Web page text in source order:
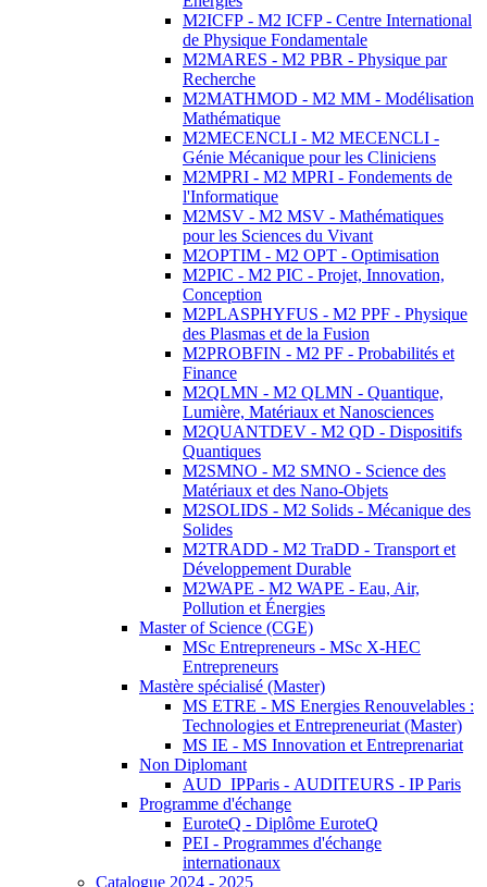
M2ICFP - M2 ICFP - Centre International
de Physique Fondamentale
M2MARES - M2 PBR - Physique par
Recherche
M2MATHMOD - M2 MM - Modélisation
Mathématique
M2MECENCLI - M2 MECENCLI -
Génie Mécanique pour les Cliniciens
M2MPRI - M2 MPRI - Fondements de
l'Informatique
M2MSV - M2 MSV - Mathématiques
pour les Sciences du Vivant
M2OPTIM - M2 OPT - Optimisation
M2PIC - M2 PIC - Projet, Innovation,
Conception
M2PLASPHYFUS - M2 PPF - Physique
des Plasmas et de la Fusion
M2PROBFIN - M2 PF - Probabilités et
Finance
M2QLMN - M2 QLMN - Quantique,
Lumière, Matériaux et Nanosciences
M2QUANTDEV - M2 QD - Dispositifs
Quantiques
M2SMNO - M2 SMNO - Science des
Matériaux et des Nano-Objets
M2SOLIDS - M2 Solids - Mécanique des
Solides
M2TRADD - M2 TraDD - Transport et
Développement Durable
M2WAPE - M2 WAPE - Eau, Air,
Pollution et Énergies
Master of Science (CGE)
MSc Entrepreneurs - MSc X-HEC
Entrepreneurs
Mastère spécialisé (Master)
MS ETRE - MS Energies Renouvelables :
Technologies et Entrepreneuriat (Master)
MS IE - MS Innovation et Entreprenariat
Non Diplomant
AUD_IPParis - AUDITEURS - IP Paris
Programme d'échange
EuroteQ - Diplôme EuroteQ
PEI - Programmes d'échange
internationaux
Catalogue 2024 - 2025